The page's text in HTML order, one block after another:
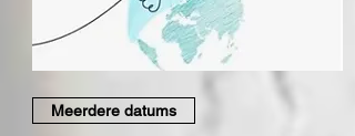
Meerdere datums